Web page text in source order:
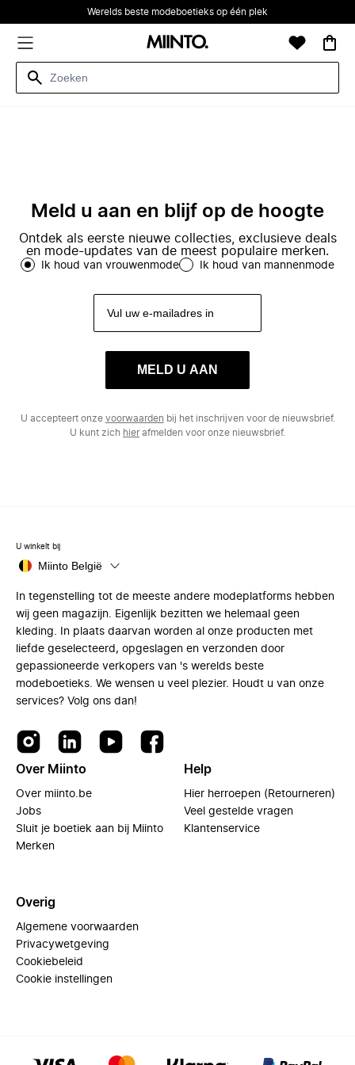
Werelds beste modeboetieks op één plek
Meld u aan en blijf op de hoogte
Ontdek als eerste nieuwe collecties, exclusieve deals
en mode-updates van de meest populaire merken.
Ik houd van vrouwenmode Ik houd van mannenmode
MELD U AAN
U accepteert onze voorwaarden bij het inschrijven voor de nieuwsbrief.
U kunt zich hierafmelden voor onze nieuwsbrief.
U winkelt bij
Miinto België
In tegenstelling tot de meeste andere modeplatforms hebben
wij geen magazijn. Eigenlijk bezitten we helemaal geen
kleding. In plaats daarvan worden al onze producten met
liefde geselecteerd, opgeslagen en verzonden door
gepassioneerde verkopers van 's werelds beste
modeboetieks. We wensen u veel plezier. Houdt u van onze
services? Volg ons dan!
Over Miinto
Over miinto.be
Jobs
Sluit je boetiek aan bij Miinto
Merken
Help
Hier herroepen (Retourneren)
Veel gestelde vragen
Klantenservice
Overig
Algemene voorwaarden
Privacywetgeving
Cookiebeleid
Cookie instellingen